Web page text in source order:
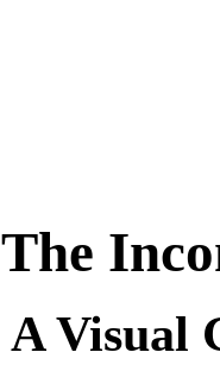
The
A Visual